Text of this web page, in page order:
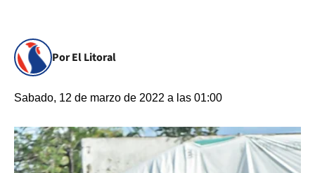
Por El Litoral
Sabado, 12 de marzo de 2022 a las 01:00